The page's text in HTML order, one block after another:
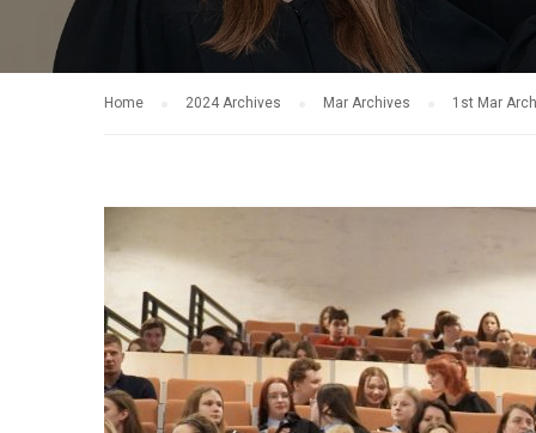
Home 2024 Archives Mar Archives 1st Mar